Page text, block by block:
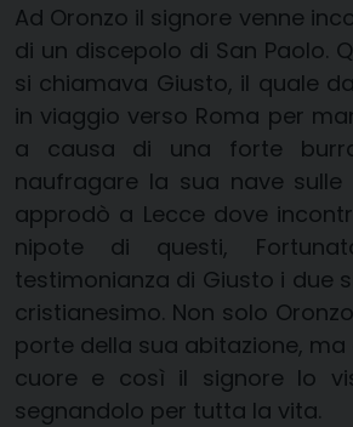
Ad Oronzo il signore venne
di un discepolo di San Paolo.
si chiamava Giusto, il quale
in viaggio verso Roma per
a causa di una forte
naufragare la sua nave sulle
approdò a Lecce dove
nipote di questi,
testimonianza di Giusto i due
cristianesimo. Non solo
porte della sua abitazione, ma
cuore e così il signore lo
segnandolo per tutta la vita.